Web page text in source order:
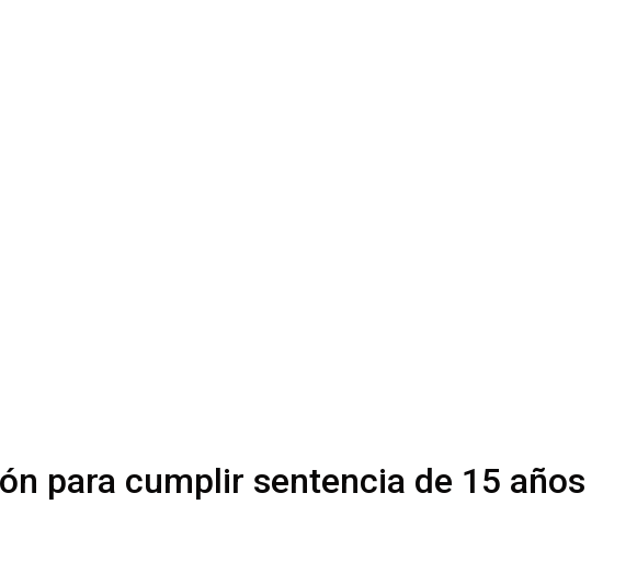
para cumplir sentencia de 15 años